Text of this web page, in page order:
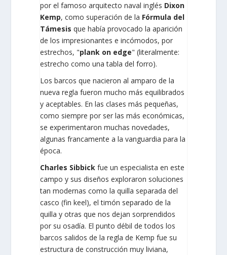
por el famoso arquitecto naval inglés Dixon
Kemp, como superación de la Fórmula del
Támesis que había provocado la aparición
de los impresionantes e incómodos, por
estrechos, "plank on edge" (literalmente:
estrecho como una tabla del forro).
Los barcos que nacieron al amparo de la
nueva regla fueron mucho más equilibrados
y aceptables. En las clases más pequeñas,
como siempre por ser las más económicas,
se experimentaron muchas novedades,
algunas francamente a la vanguardia para la
época.
Charles Sibbickfue un especialista en este
campo y sus diseños exploraron soluciones
tan modernas como la quilla separada del
casco (fin keel), el timón separado de la
quilla y otras que nos dejan sorprendidos
por su osadía. El punto débil de todos los
barcos salidos de la regla de Kemp fue su
estructura de construcción muy liviana,